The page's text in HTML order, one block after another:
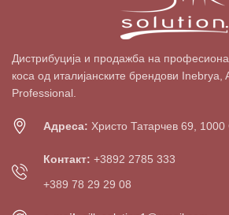
Дистрибуција и продажба на
коса од италијанските брендови Inebrya,
Professional.
Адреса: Христо Татарчев 69, 1000
Контакт: +3892 2785 333
+389 78 29 29 08